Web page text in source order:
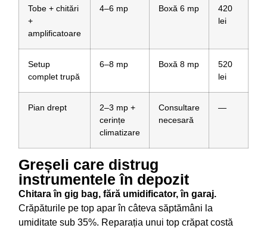
Tobe + chitări
+
amplificatoare
4–6 mp Boxă 6 mp
420
lei
Setup
complet trupă
6–8 mp Boxă 8 mp
520
lei
Pian drept
2–3 mp +
cerințe
climatizare
Consultare
necesară
—
Greșeli care distrug
instrumentele în depozit
Chitara în gig bag, fără umidificator, în garaj.
Crăpăturile pe top apar în câteva săptămâni la
umiditate sub 35%. Reparația unui top crăpat costă